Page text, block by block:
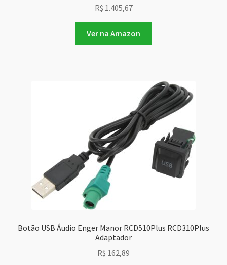
R$ 1.405,67
Ver na Amazon
Botão USB Áudio Enger Manor RCD510Plus RCD310Plus
Adaptador
R$ 162,89